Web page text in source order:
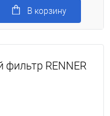
В корзину
RENNER